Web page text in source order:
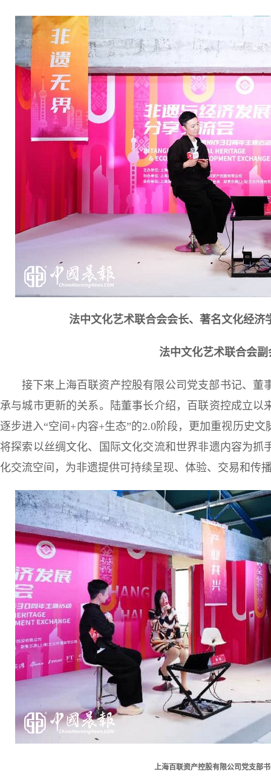
法中文化艺术联合会会长、著名文化经
法中文化艺术联合会
接下来上海百联资产控股有限公司党支部书记、
承与城市更新的关系。陆董事长介绍，百联资控成立
逐步进入“空间+内容+生态”的2.0阶段，更加重视历史
将探索以丝绸文化、国际文化交流和世界非遗内容为
化交流空间，为非遗提供可持续呈现、体验、交易和传
上海百联资产控股有限公司党支部